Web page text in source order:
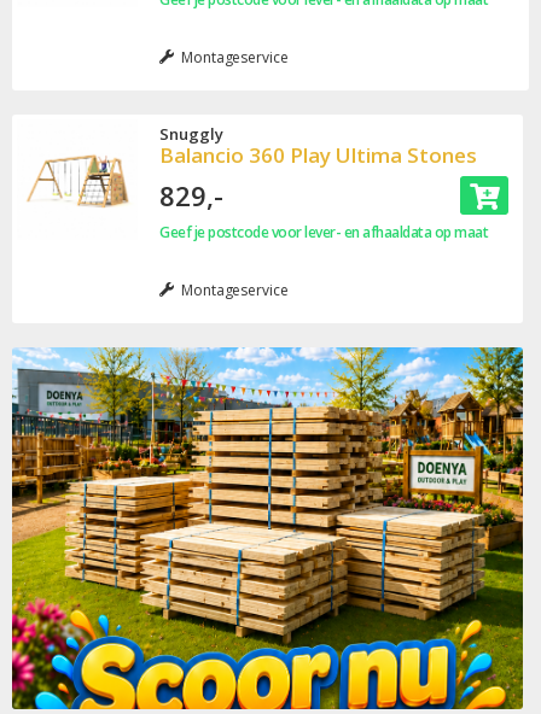
Montageservice
Snuggly
Balancio 360 Play Ultima Stones
829,-
Geef je postcode voor lever- en afhaaldata op maat
Montageservice